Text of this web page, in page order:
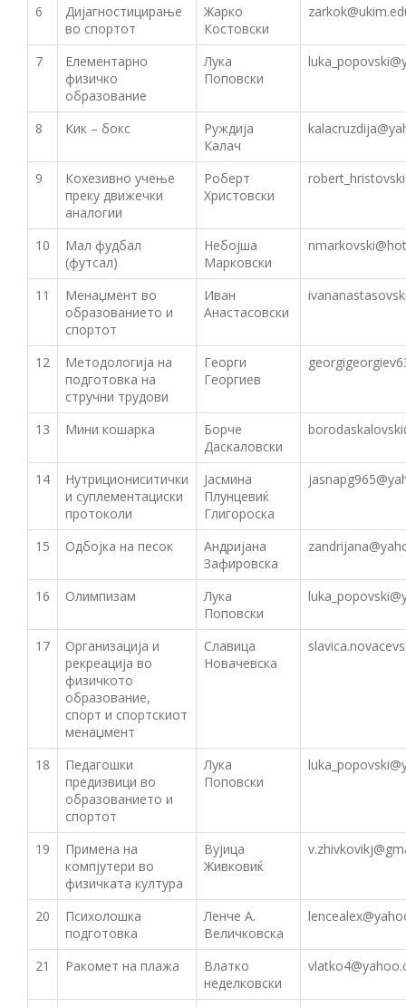
6
Дијагностицирање
во спортот
Жарко
Костовски
7
Елементарно
физичко
образование
Лука
Поповски
8 Кик – бокс
Руждија
Калач
9
Кохезивно учење
преку движечки
аналогии
Роберт
Христовски
10
Мал фудбал
(футсал)
Небојша
Марковски
11
Менаџмент во
образованието и
спортот
Иван
Анастасовски
12
Методологија на
подготовка на
стручни трудови
Георги
Георгиев
13 Мини кошарка
Борче
Даскаловски
14
Нутрициониситички
и суплементациски
протоколи
Јасмина
Плунцевиќ
Глигороска
15 Одбојка на песок
Андријана
Зафировска
16 Олимпизам
Лука
Поповски
17
Организација и
рекреација во
физичкото
образование,
спорт и спортскиот
менаџмент
Славица
Новачевска
18
Педагошки
предизвици во
образованието и
спортот
Лука
Поповски
19
Примена на
компјутери во
физичката култура
Вујица
Живковиќ
20
Психолошка
подготовка
Ленче А.
Величковска
21 Ракомет на плажа
Влатко
неделковски